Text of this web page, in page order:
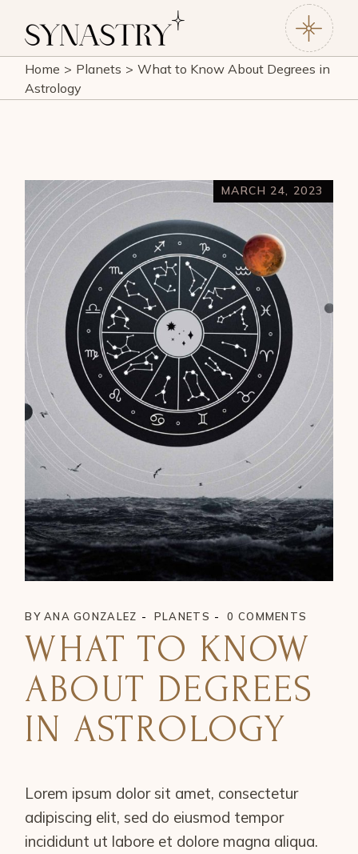
Home Planets
What to Know About Degrees in
Astrology
MARCH 24, 2023
BY ANA GONZALEZ PLANETS 0 COMMENTS
WHAT TO KNOW
ABOUT DEGREES
IN ASTROLOGY
Lorem ipsum dolor sit amet, consectetur
adipiscing elit, sed do eiusmod tempor
incididunt ut labore et dolore magna aliqua.